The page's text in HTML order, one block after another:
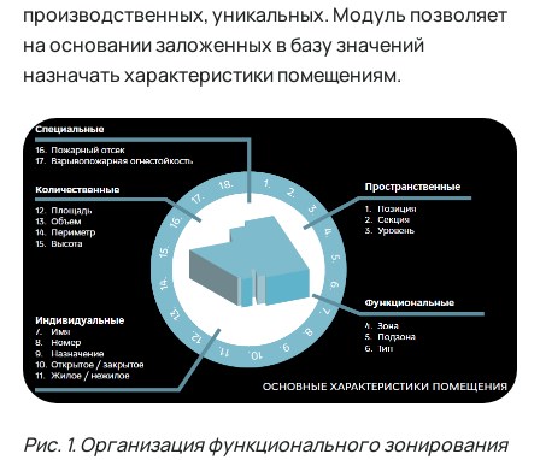
производственных, уникальных. Модуль позволяет
на основании заложенных в базу значений
назначать характеристики помещениям.
Рис. 1. Организация функционального зонирования